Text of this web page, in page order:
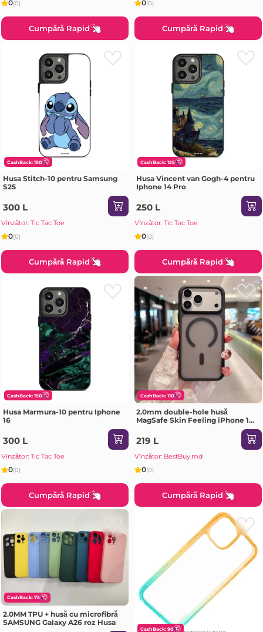
0(0)
Cumpără Rapid
0(0)
Cumpără Rapid
CashBack: 150
Husa Stitch-10 pentru Samsung
S25
300 L
Vînzător: Tic Tac Toe
0(0)
Cumpără Rapid
CashBack: 125
Husa Vincent van Gogh-4 pentru
Iphone 14 Pro
250 L
Vînzător: Tic Tac Toe
0(0)
Cumpără Rapid
CashBack: 150
Husa Marmura-10 pentru Iphone
16
300 L
Vînzător: Tic Tac Toe
0(0)
Cumpără Rapid
CashBack: 110
2.0mm double-hole husă
MagSafe Skin Feeling iPhone 17
219 L
Vînzător: BestBuy.md
0(0)
Cumpără Rapid
CashBack: 75
2.0MM TPU + husă cu microfibră
SAMSUNG Galaxy A26 roz Husa
CashBack: 90